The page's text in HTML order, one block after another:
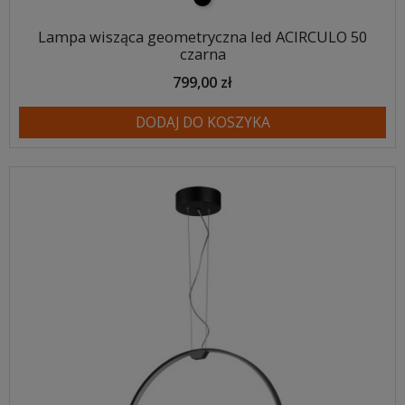
Lampa wisząca geometryczna led ACIRCULO 50
czarna
799,00 zł
DODAJ DO KOSZYKA